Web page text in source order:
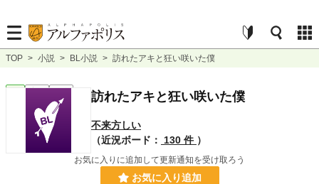
TOP > 小説 > BL小説 > 訪れたアキと狂い咲いた僕
完結 長編 訪れたアキと狂い咲いた僕
不来方しい
（近況ボード：
130 件 ）
お気に入りに追加して更新通知を受け取ろう
お気に入り追加